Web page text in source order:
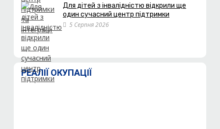
Для дітей з інвалідністю відкрили ще
один сучасний центр підтримки
5 Серпня 2026
РЕАЛІЇ ОКУПАЦІЇ